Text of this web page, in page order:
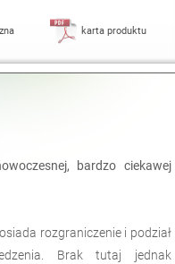
karta produktu
bardzo ciekawej
rozgraniczenie i podział
Brak tutaj jednak